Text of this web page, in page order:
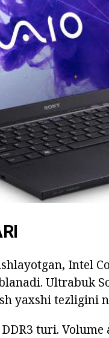
Intel
Ultrabuk
yaxshi tezligini
turi.